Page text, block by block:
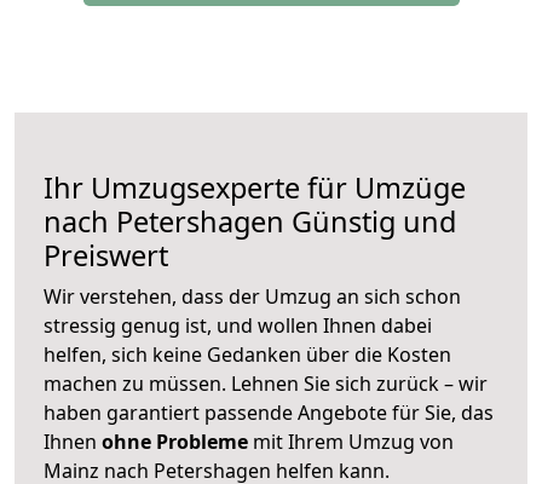
Ihr Umzugsexperte für Umzüge
nach Petershagen Günstig und
Preiswert
Wir verstehen, dass der Umzug an sich schon
stressig genug ist, und wollen Ihnen dabei
helfen, sich keine Gedanken über die Kosten
machen zu müssen. Lehnen Sie sich zurück – wir
haben garantiert passende Angebote für Sie, das
Ihnen ohne Probleme mit Ihrem Umzug von
Mainz nach Petershagen helfen kann.